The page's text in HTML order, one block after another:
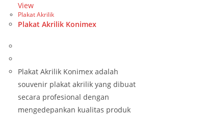
View
Plakat Akrilik
Plakat Akrilik Konimex
Plakat Akrilik Konimex adalah
souvenir plakat akrilik yang dibuat
secara profesional dengan
mengedepankan kualitas produk